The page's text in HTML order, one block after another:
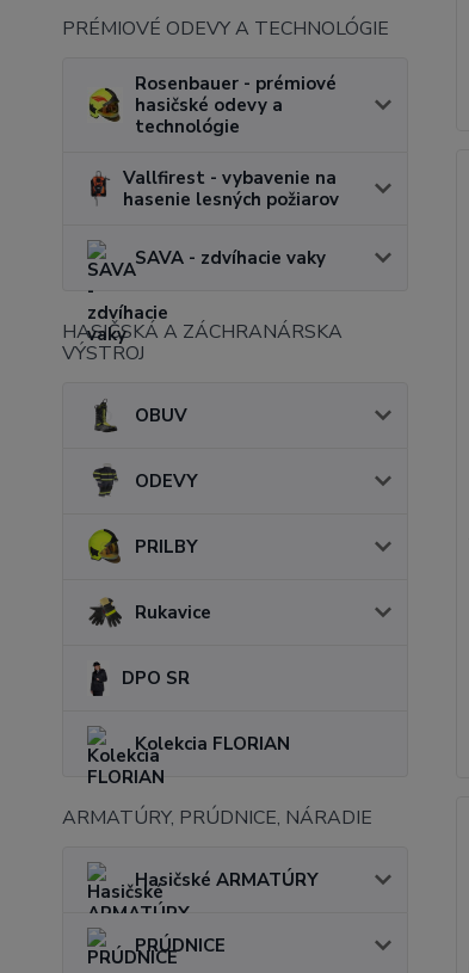
PRÉMIOVÉ ODEVY A TECHNOLÓGIE
Rosenbauer - prémiové
hasičské odevy a
technológie
Vallfirest - vybavenie na
hasenie lesných požiarov
SAVA - zdvíhacie vaky
HASIČSKÁ A ZÁCHRANÁRSKA
VÝSTROJ
OBUV
ODEVY
PRILBY
Rukavice
DPO SR
Kolekcia FLORIAN
ARMATÚRY, PRÚDNICE, NÁRADIE
Hasičské ARMATÚRY
PRÚDNICE